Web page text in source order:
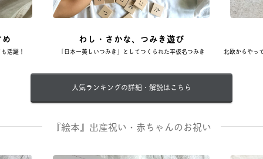
活躍！
わし・さかな、つみき遊び
「日本一美しいつみき」としてつくられた平仮名つみき 北欧からやっ
人気ランキングの詳細・解説はこちら
『絵本』出産祝い・赤ちゃんのお祝い